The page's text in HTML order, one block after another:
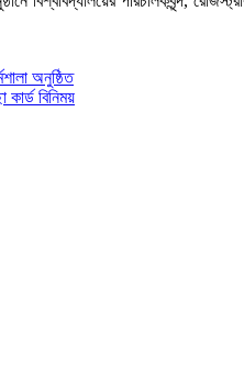
অনুষ্ঠিত
কার্ড বিনিময়